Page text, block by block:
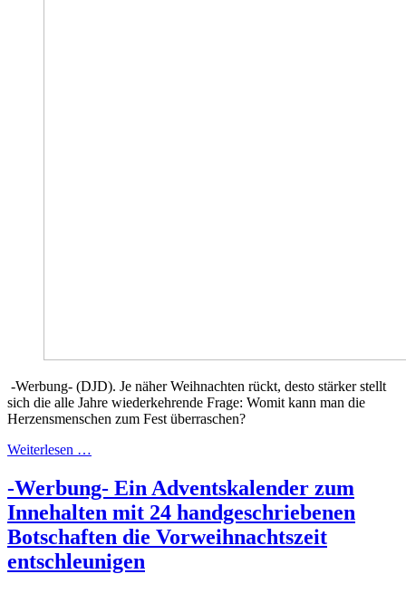
-Werbung- (DJD). Je näher Weihnachten rückt, desto stärker stellt
sich die alle Jahre wiederkehrende Frage: Womit kann man die
Herzensmenschen zum Fest überraschen?
Weiterlesen …
-Werbung- Ein Adventskalender zum
Innehalten mit 24 handgeschriebenen
Botschaften die Vorweihnachtszeit
entschleunigen